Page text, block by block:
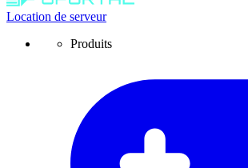
Location de serveur
Produits